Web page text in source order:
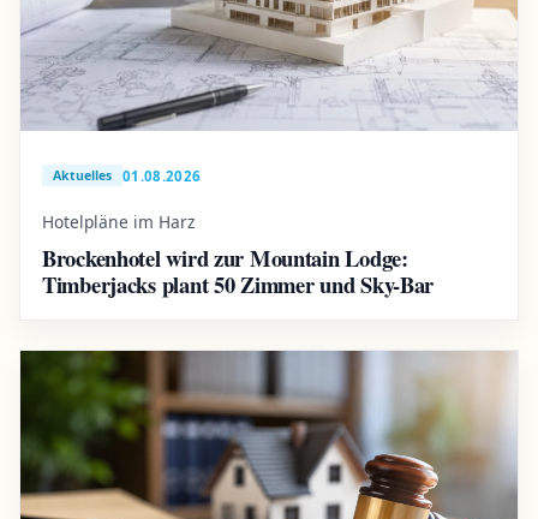
Aktuelles 01.08.2026
Hotelpläne im Harz
Brockenhotel wird zur Mountain Lodge:
Timberjacks plant 50 Zimmer und Sky-Bar